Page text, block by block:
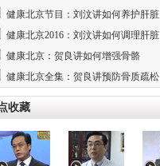
健康北京节目：刘汶讲如何养护肝脏
健康北京2016：刘汶讲如何调理肝脏
健康北京：贺良讲如何增强骨骼
健康北京全集：贺良讲预防骨质疏松
收藏